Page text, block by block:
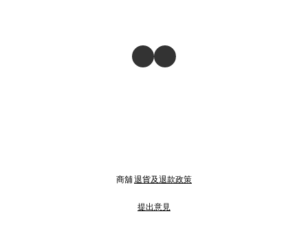
商舖退貨及退款政策
提出意見